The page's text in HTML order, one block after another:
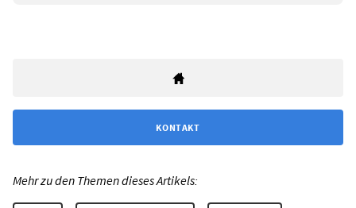
KONTAKT
Mehr zu den Themen dieses Artikels: